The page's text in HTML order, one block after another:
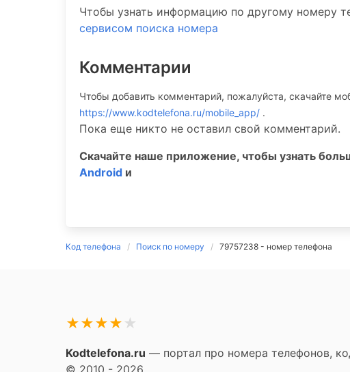
Чтобы узнать информацию по другому номеру
сервисом поиска номера
Комментарии
Чтобы добавить комментарий, пожалуйста, скачайте
https://www.kodtelefona.ru/mobile_app/ .
Пока еще никто не оставил свой комментарий.
Скачайте наше приложение, чтобы узнать
Android и
Код телефона Поиск по номеру 79757238 - номер телефона
★
★
★
★
★
Kodtelefona.ru — портал про номера телефонов,
© 2010 - 2026